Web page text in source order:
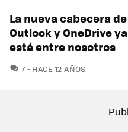
La nueva cabecera de
Outlook y OneDrive ya
está entre nosotros
7COMENTARIOS
HACE 12 AÑOS